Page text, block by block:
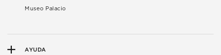
Museo Palacio
AYUDA